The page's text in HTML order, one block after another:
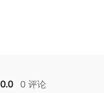
0.0 0 评论